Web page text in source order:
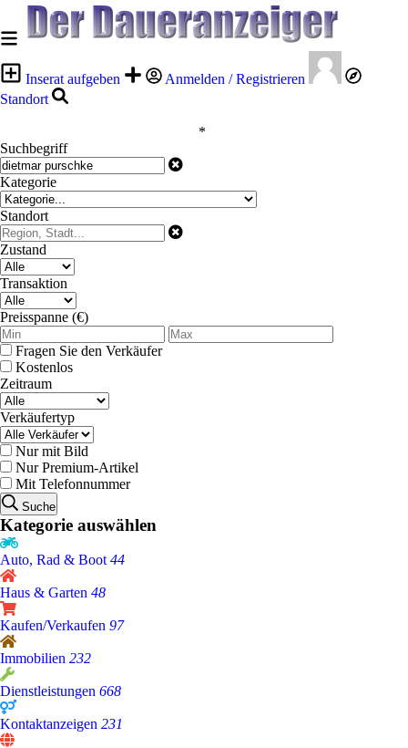
Inserat aufgeben
Anmelden / Registrieren
Standort
*
Suchbegriff
Kategorie
Standort
Zustand
Transaktion
Preisspanne (€)
Fragen Sie den Verkäufer
Kostenlos
Zeitraum
Verkäufertyp
Nur mit Bild
Nur Premium-Artikel
Mit Telefonnummer
Suche
Kategorie auswählen
Auto, Rad & Boot 44
Haus & Garten 48
Kaufen/Verkaufen 97
Immobilien 232
Dienstleistungen 668
Kontaktanzeigen 231